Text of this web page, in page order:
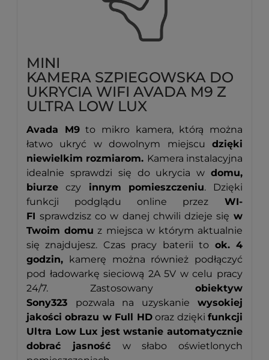
MINI
KAMERA SZPIEGOWSKA DO
UKRYCIA WIFI AVADA M9 Z
ULTRA LOW LUX
Avada M9to mikro kamera, którą można
łatwo ukryć w dowolnym miejscu dzięki
niewielkim rozmiarom. Kamera instalacyjna
idealnie sprawdzi się do ukrycia w domu,
biurzeczy innym pomieszczeniu.
Dzięki
funkcji podglądu online przez WI-
FIsprawdzisz co w danej chwili dzieje się w
Twoim domu z miejsca w którym aktualnie
się znajdujesz. Czas pracy baterii to ok. 4
godzin, kamerę można również podłączyć
pod ładowarkę sieciową 2A 5V w celu pracy
24/7. Zastosowanyobiektyw
Sony323 pozwala na uzyskanie wysokiej
jakości obrazu w Full HDoraz dziękifunkcji
Ultra Low Lux jest wstanie automatycznie
dobrać jasność w słabo oświetlonych